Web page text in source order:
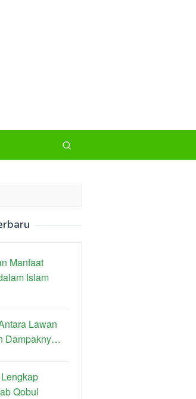
Manfaat
Islam
Lawan
Dampakny…
Qobul